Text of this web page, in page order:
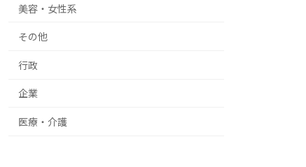
美容・女性系
その他
行政
企業
医療・介護